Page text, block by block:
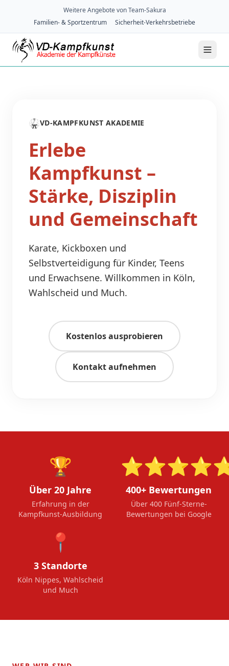
Weitere Angebote von Team-Sakura
Familien- & Sportzentrum
Sicherheit-Verkehrsbetriebe
🥋VD-KAMPFKUNST AKADEMIE
Erlebe
Kampfkunst –
Stärke, Disziplin
und Gemeinschaft
Karate, Kickboxen und
Selbstverteidigung für Kinder, Teens
und Erwachsene. Willkommen in Köln,
Wahlscheid und Much.
Kostenlos ausprobieren
Kontakt aufnehmen
🏆
Über 20 Jahre
Erfahrung in der
Kampfkunst-Ausbildung
400+ Bewertungen
Über 400 Fünf-Sterne-
Bewertungen bei Google
📍
3 Standorte
Köln Nippes, Wahlscheid
und Much